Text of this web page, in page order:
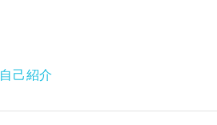
自己紹介